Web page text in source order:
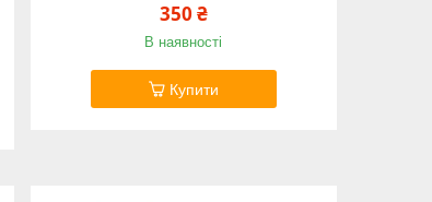
350 ₴
В наявності
Купити